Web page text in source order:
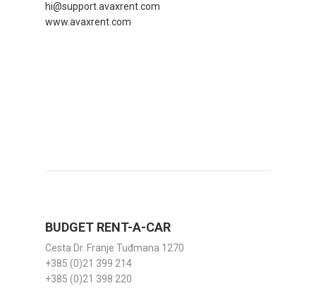
hi@support.avaxrent.com
www.avaxrent.com
BUDGET RENT-A-CAR
Cesta Dr. Franje Tuđmana 1270
+385 (0)21 399 214
+385 (0)21 398 220